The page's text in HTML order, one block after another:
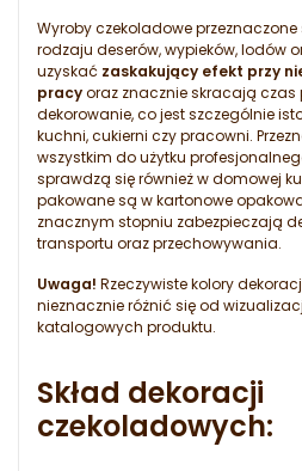
Wyroby czekoladowe
rodzaju deserów, wypieków, lodów
uzyskać zaskakujący efekt przy
pracyoraz znacznie skracają czas
dekorowanie, co jest szczególnie
kuchni, cukierni czy pracowni.
wszystkim do użytku
sprawdzą się również w domowej
pakowane są w kartonowe
znacznym stopniu zabezpieczają
transportu oraz przechowywania.
Uwaga! Rzeczywiste kolory
nieznacznie różnić się od
katalogowych produktu.
Skład dekoracji
czekoladowych: